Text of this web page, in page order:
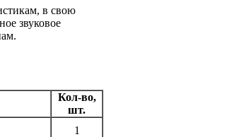
в свою
звуковое
Кол-во,
шт.
1